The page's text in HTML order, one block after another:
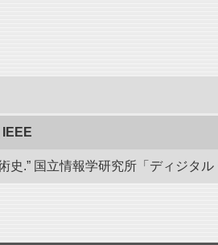
IEEE
史.” 国立情報学研究所「ディジタ